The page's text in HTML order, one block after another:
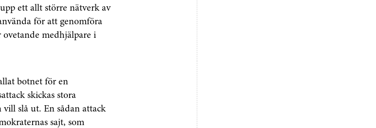
ett allt större nätverk av
för att genomföra
medhjälpare i
botnet för en
skickas stora
slå ut. En sådan attack
sajt, som